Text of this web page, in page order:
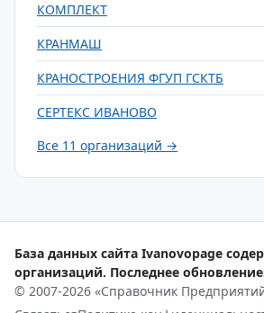
КОМПЛЕКТ
КРАНМАШ
КРАНОСТРОЕНИЯ ФГУП ГСКТБ
СЕРТЕКС ИВАНОВО
Все 11 организаций →
База данных сайта Ivanovopage
организаций. Последнее
© 2007-2026 «Справочник